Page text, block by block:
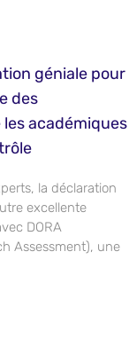
géniale pour
des
académiques
la déclaration
excellente
DORA
Assessment), une